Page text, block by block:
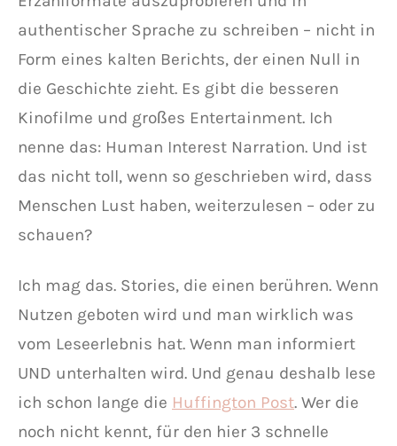
authentischer Sprache zu schreiben – nicht in
Form eines kalten Berichts, der einen Null in
die Geschichte zieht. Es gibt die besseren
Kinofilme und großes Entertainment. Ich
nenne das: Human Interest Narration. Und ist
das nicht toll, wenn so geschrieben wird, dass
Menschen Lust haben, weiterzulesen – oder zu
schauen?
Ich mag das. Stories, die einen berühren. Wenn
Nutzen geboten wird und man wirklich was
vom Leseerlebnis hat. Wenn man informiert
UND unterhalten wird. Und genau deshalb lese
ich schon lange die Huffington Post. Wer die
noch nicht kennt, für den hier 3 schnelle